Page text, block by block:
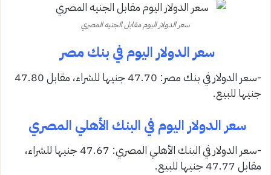
سعر الدولار اليوم مقابل الجنيه المصري
سعر الدولار اليوم في بنك مصر
-سعر الدولار في بنك مصر: 47.70 جنيها للشراء، مقابل 47.80
جنيها للبيع.
سعر الدولار اليوم في البنك الأهلي المصري
-سعر الدولار في البنك الأهلي المصري: 47.67 جنيها للشراء،
مقابل 47.77 جنيها للبيع.